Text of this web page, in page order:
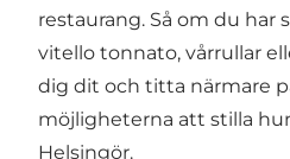
restaurang. Så om du har
vitello tonnato, vårrullar
dig dit och titta närmare
möjligheterna att stilla
Helsingör.